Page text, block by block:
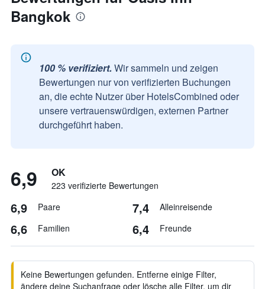
Bangkok
100 % verifiziert. Wir sammeln und zeigen
Bewertungen nur von verifizierten Buchungen
an, die echte Nutzer über HotelsCombined oder
unsere vertrauenswürdigen, externen Partner
durchgeführt haben.
6,9 OK
223 verifizierte Bewertungen
6,9 Paare 7,4 Alleinreisende
6,6 Familien 6,4 Freunde
Keine Bewertungen gefunden. Entferne einige Filter,
ändere deine Suchanfrage oder lösche alle Filter, um dir